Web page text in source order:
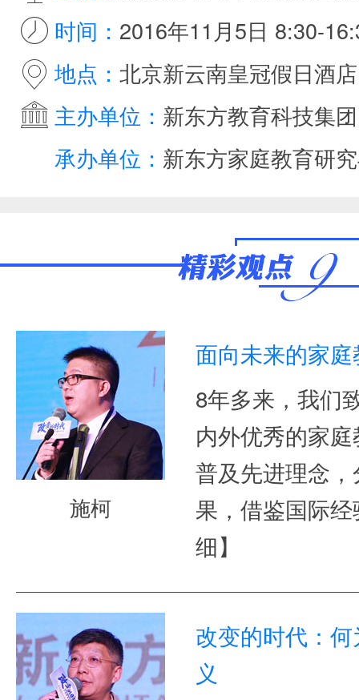
时间： 2016年11月5日 8:30-
地点： 北京新云南皇冠假日酒店
主办单位： 新东方教育科技集团
承办单位： 新东方家庭教育研
施柯
面向未来的家
8年多来，我们
内外优秀的家
普及先进理念
果，借鉴国际
细】
改变的时代：
义